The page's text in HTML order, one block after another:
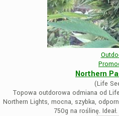
Northern
(Life
Topowa outdorowa odmiana od
Northern Lights, mocna, szybka,
750g na roślinę.